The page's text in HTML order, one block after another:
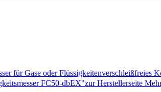
für Gase oder Flüssigkeitenverschleißfreies
FC50-dbEX"zur Herstellerseite